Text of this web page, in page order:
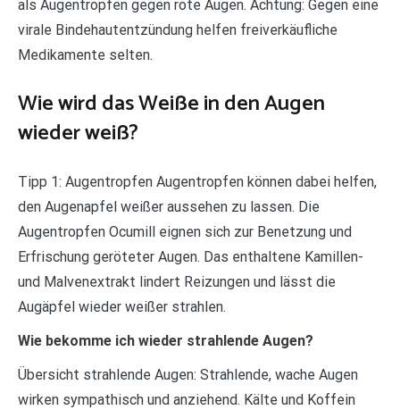
als Augentropfen gegen rote Augen. Achtung: Gegen eine
virale Bindehautentzündung helfen freiverkäufliche
Medikamente selten.
Wie wird das Weiße in den Augen
wieder weiß?
Tipp 1: Augentropfen Augentropfen können dabei helfen,
den Augenapfel weißer aussehen zu lassen. Die
Augentropfen Ocumill eignen sich zur Benetzung und
Erfrischung geröteter Augen. Das enthaltene Kamillen-
und Malvenextrakt lindert Reizungen und lässt die
Augäpfel wieder weißer strahlen.
Wie bekomme ich wieder strahlende Augen?
Übersicht strahlende Augen: Strahlende, wache Augen
wirken sympathisch und anziehend. Kälte und Koffein